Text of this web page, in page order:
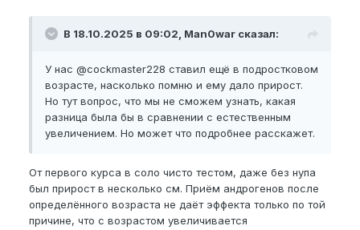
В 18.10.2025 в 09:02, Man0war сказал:
У нас @cockmaster228 ставил ещё в подростковом
возрасте, насколько помню и ему дало прирост.
Но тут вопрос, что мы не сможем узнать, какая
разница была бы в сравнении с естественным
увеличением. Но может что подробнее расскажет.
От первого курса в соло чисто тестом, даже без нупа
был прирост в несколько см. Приём андрогенов после
определённого возраста не даёт эффекта только по той
причине, что с возрастом увеличивается